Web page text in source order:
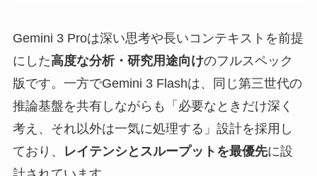
Gemini 3 Proは深い思考や長いコンテキストを前提
にした高度な分析・研究用途向けのフルスペック
版です。一方でGemini 3 Flashは、同じ第三世代の
推論基盤を共有しながらも「必要なときだけ深く
考え、それ以外は一気に処理する」設計を採用し
ており、
レイテンシとスループットを最優先に設